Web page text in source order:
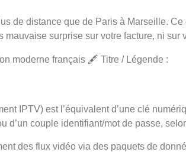
de distance que de Paris à Marseille.
surprise sur votre facture, ni sur
IPTV) est l’équivalent d’une clé
d’un couple identifiant/mot de passe,
des flux vidéo via des paquets de